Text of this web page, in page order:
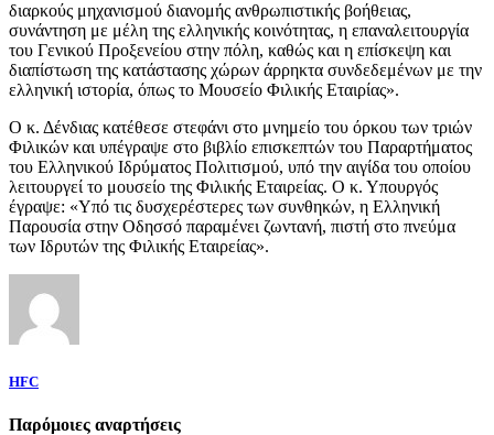
διαρκούς μηχανισμού διανομής ανθρωπιστικής βοήθειας,
συνάντηση με μέλη της ελληνικής κοινότητας, η επαναλειτουργία
του Γενικού Προξενείου στην πόλη, καθώς και η επίσκεψη και
διαπίστωση της κατάστασης χώρων άρρηκτα συνδεδεμένων με την
ελληνική ιστορία, όπως το Μουσείο Φιλικής Εταιρίας».
Ο κ. Δένδιας κατέθεσε στεφάνι στο μνημείο του όρκου των τριών
Φιλικών και υπέγραψε στο βιβλίο επισκεπτών του Παραρτήματος
του Ελληνικού Ιδρύματος Πολιτισμού, υπό την αιγίδα του οποίου
λειτουργεί το μουσείο της Φιλικής Εταιρείας. Ο κ. Υπουργός
έγραψε: «Υπό τις δυσχερέστερες των συνθηκών, η Ελληνική
Παρουσία στην Οδησσό παραμένει ζωντανή, πιστή στο πνεύμα
των Ιδρυτών της Φιλικής Εταιρείας».
HFC
Παρόμοιες αναρτήσεις